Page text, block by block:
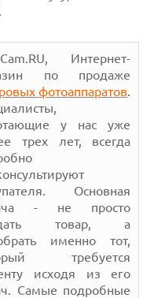
Интернет-
по продаже
фотоаппаратов.
у нас уже
трех лет, всегда
Основная
- не просто
товар, а
именно тот,
требуется
исходя из его
Самые подробные